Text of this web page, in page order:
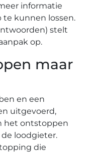
informatie
kunnen lossen.
stelt
op.
maar
en een
uitgevoerd,
het ontstoppen
loodgieter.
die